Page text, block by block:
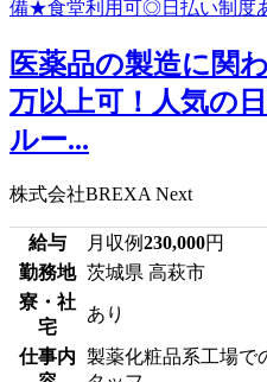
医薬品の製造に関
万以上可！人気の
ルー...
株式会社BREXA Next
給与 月収例230,000円
勤務地 茨城県 高萩市
寮・社
宅
あり
仕事内 製薬化粧品系工場で